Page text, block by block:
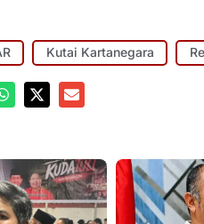
Kutai Kartanegara